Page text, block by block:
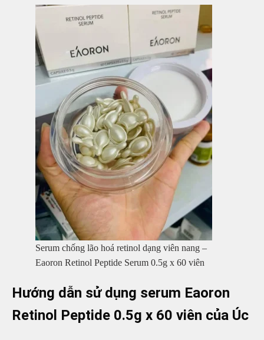
Serum chống lão hoá retinol dạng viên nang –
Eaoron Retinol Peptide Serum 0.5g x 60 viên
Hướng dẫn sử dụng serum Eaoron
Retinol Peptide 0.5g x 60 viên của Úc